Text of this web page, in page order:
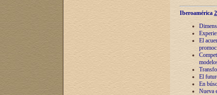
Iberoamérica
El
El
En
Nueva